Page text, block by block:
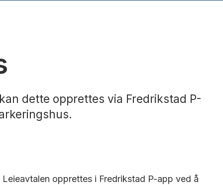
dette opprettes via Fredrikstad P-
opprettes i Fredrikstad P-app ved å